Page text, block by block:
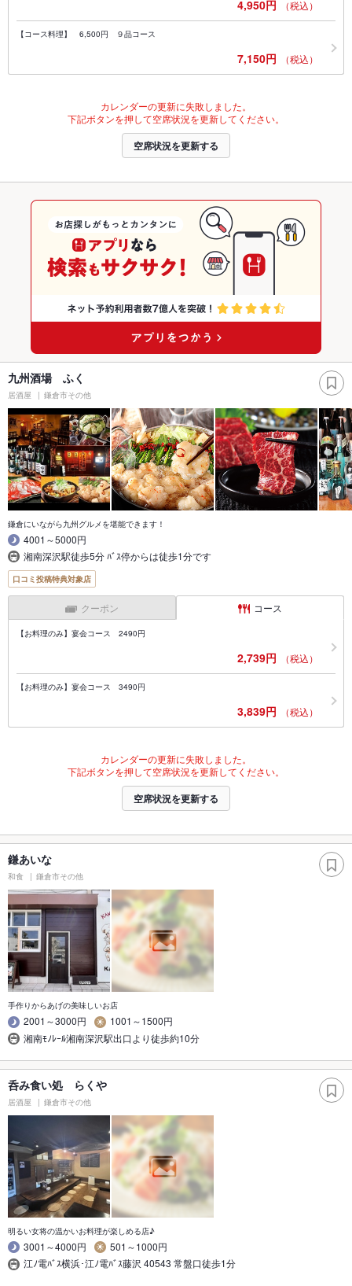
4,950円 （税込）
【コース料理】 6,500円 ９品コース
7,150円 （税込）
カレンダーの更新に失敗しました。
下記ボタンを押して空席状況を更新してください。
空席状況を更新する
九州酒場 ふく
居酒屋 鎌倉市その他
鎌倉にいながら九州グルメを堪能できます！
4001～5000円
湘南深沢駅徒歩5分 ﾊﾞｽ停からは徒歩1分です
口コミ投稿特典対象店
クーポン コース
【お料理のみ】宴会コース 2490円
2,739円 （税込）
【お料理のみ】宴会コース 3490円
3,839円 （税込）
カレンダーの更新に失敗しました。
下記ボタンを押して空席状況を更新してください。
空席状況を更新する
鎌あいな
和食 鎌倉市その他
手作りからあげの美味しいお店
2001～3000円
1001～1500円
湘南ﾓﾉﾚｰﾙ湘南深沢駅出口より徒歩約10分
呑み食い処 らくや
居酒屋 鎌倉市その他
明るい女将の温かいお料理が楽しめる店♪
3001～4000円
501～1000円
江ﾉ電ﾊﾞｽ横浜･江ﾉ電ﾊﾞｽ藤沢 40543 常盤口徒歩1分